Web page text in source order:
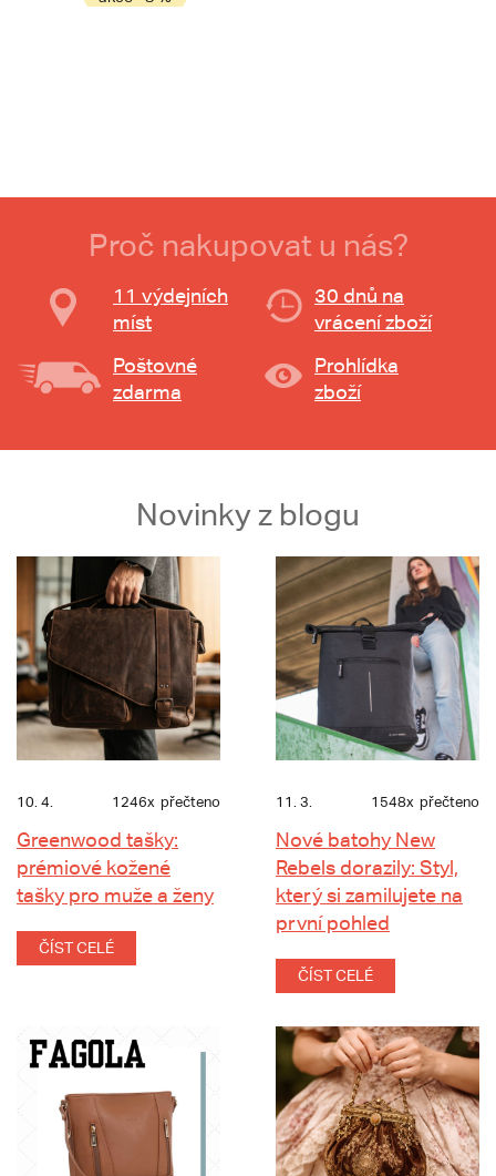
Proč nakupovat u nás?
11 výdejních
míst
30 dnů na
vrácení zboží
Poštovné
zdarma
Prohlídka
zboží
Novinky z blogu
10. 4. 1246x přečteno
Greenwood tašky:
prémiové kožené
tašky pro muže a ženy
ČÍST CELÉ
11. 3. 1548x přečteno
Nové batohy New
Rebels dorazily: Styl,
který si zamilujete na
první pohled
ČÍST CELÉ